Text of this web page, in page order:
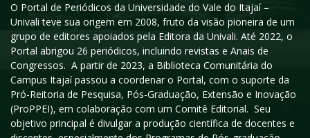
O Portal de Periódicos da Universidade do Vale do Itajaí –
Univali teve sua origem em 2008, fruto da visão pioneira de um
grupo de editores apoiados pela Editora da Univali. Até 2022, o
Portal abrigou 26 periódicos, incluindo revistas e Anais de
Congressos. A partir de 2023, a Biblioteca Comunitária do
Campus Itajaí passou a coordenar o Portal, com o suporte da
Pró-Reitoria de Pesquisa, Pós-Graduação, Extensão e Inovação
(ProPPEI), em colaboração com um Comitê Editorial. Seu
objetivo principal é divulgar a produção científica de docentes e